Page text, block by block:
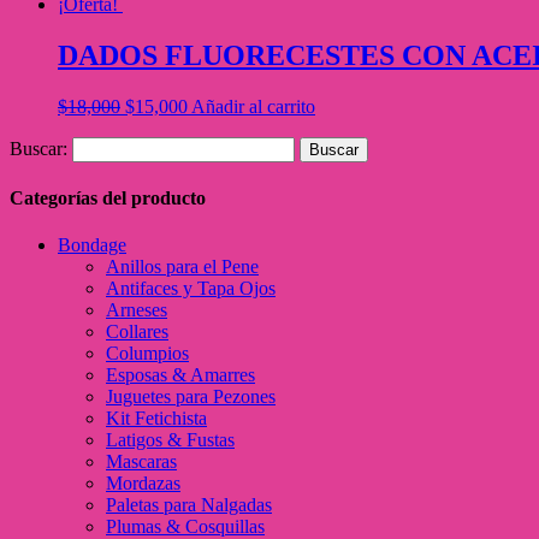
¡Oferta!
DADOS FLUORECESTES CON
$18,000 $15,000 Añadir al carrito
Buscar:
Categorías del producto
Bondage
Anillos para el Pene
Antifaces y Tapa Ojos
Arneses
Collares
Columpios
Esposas & Amarres
Juguetes para Pezones
Kit Fetichista
Latigos & Fustas
Mascaras
Mordazas
Paletas para Nalgadas
Plumas & Cosquillas